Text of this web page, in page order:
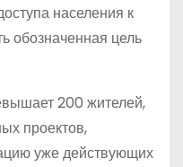
населения к
обозначенная цель
200 жителей,
проектов,
уже действующих